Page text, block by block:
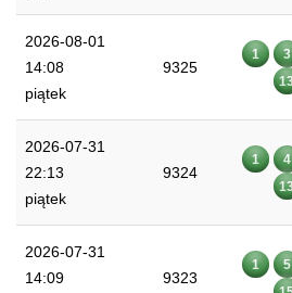
2026-08-01
14:08
piątek
9325
1 3
2026-07-31
22:13
piątek
9324
1 4
2026-07-31
14:09
9323
1 5